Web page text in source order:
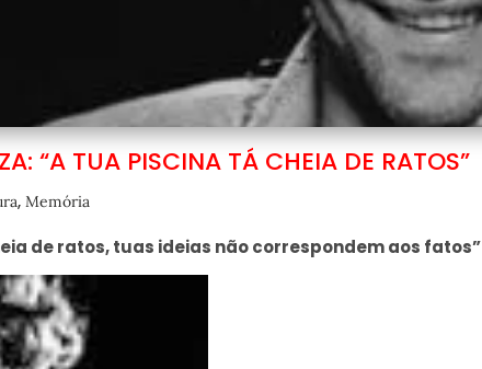
“A TUA PISCINA TÁ CHEIA DE RATOS”
, Memória
de ratos, tuas ideias não correspondem aos fatos”